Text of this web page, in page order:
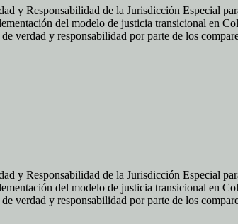
y Responsabilidad de la Jurisdicción Especial
del modelo de justicia transicional en
verdad y responsabilidad por parte de los
y Responsabilidad de la Jurisdicción Especial
del modelo de justicia transicional en
verdad y responsabilidad por parte de los